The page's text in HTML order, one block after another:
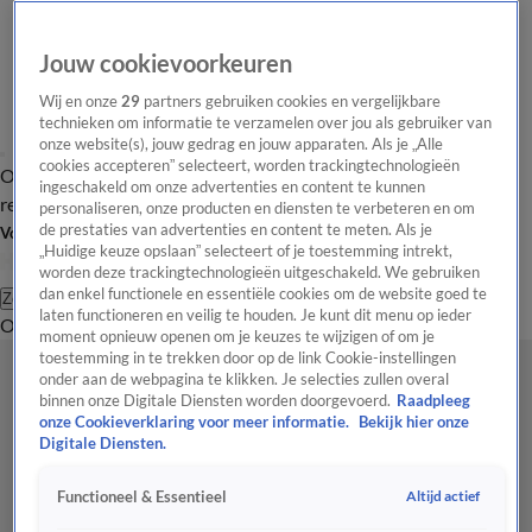
Overzicht Laatste nieuws Regionieuws Het beste van Hart
Tip de
redactie
Volg Hart van Nederland
Zoeken
OverzichtRegioUitzendingenWeerTip de redactiePanelVideo's
Jouw cookievoorkeuren
Wij en onze29 partners gebruiken cookies en vergelijkbare
technieken om informatie te verzamelen over jou als gebruiker van
onze website(s), jouw gedrag en jouw apparaten. Als je „Alle
cookies accepteren” selecteert, worden trackingtechnologieën
ingeschakeld om onze advertenties en content te kunnen
personaliseren, onze producten en diensten te verbeteren en om
de prestaties van advertenties en content te meten. Als je
„Huidige keuze opslaan” selecteert of je toestemming intrekt,
worden deze trackingtechnologieën uitgeschakeld. We gebruiken
dan enkel functionele en essentiële cookies om de website goed te
laten functioneren en veilig te houden. Je kunt dit menu op ieder
moment opnieuw openen om je keuzes te wijzigen of om je
toestemming in te trekken door op de link Cookie-instellingen
onder aan de webpagina te klikken. Je selecties zullen overal
binnen onze Digitale Diensten worden doorgevoerd. Raadpleeg
onze Cookieverklaring voor meer informatie.
Bekijk hier onze
Digitale Diensten.
Functioneel & Essentieel Altijd actief